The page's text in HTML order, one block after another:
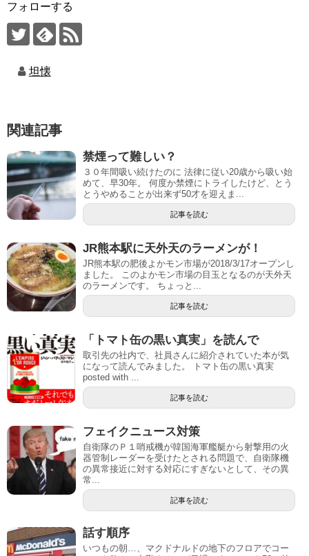
フォローする
坦懐
関連記事
禁煙って難しい？
３０年間吸い続けたのに 法律に従い20歳から吸い始
めて、早30年。 何度か禁煙にトライしたけど、とう
とうやめることが出来ず50才を迎えま...
記事を読む
JR熊本駅に天外天のラーメンが！
JR熊本駅の肥後よかモン市場が2018/3/17オープンし
ました。 このよかモン市場の目玉となるのが天外天
のラーメンです。 ちょっと...
記事を読む
「トマト缶の黒い真実」を読んで
取引先の社内で、社員さんに紹介されていた本が気
になって読んでみました。 トマト缶の黒い真実
posted with ...
記事を読む
フェイクニュース対策
自衛隊のＰ１哨戒機が韓国海軍艦艇から射撃用の火
器管制レーダーを受けたとされる問題で、自衛隊機
の異常接近に対する対応にすぎないとして、その異
常...
記事を読む
話す順序
いつもの朝…、マクドナルドの地下のフロアでコー